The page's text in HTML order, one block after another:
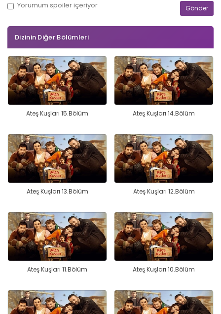
Yorumum spoileriçeriyor
Dizinin Diğer Bölümleri
Ateş Kuşları 15.Bölüm Ateş Kuşları 14.Bölüm
Ateş Kuşları 13.Bölüm Ateş Kuşları 12.Bölüm
Ateş Kuşları 11.Bölüm Ateş Kuşları 10.Bölüm